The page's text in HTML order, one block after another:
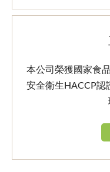
本公司榮獲國家食
安全衛生HACCP認